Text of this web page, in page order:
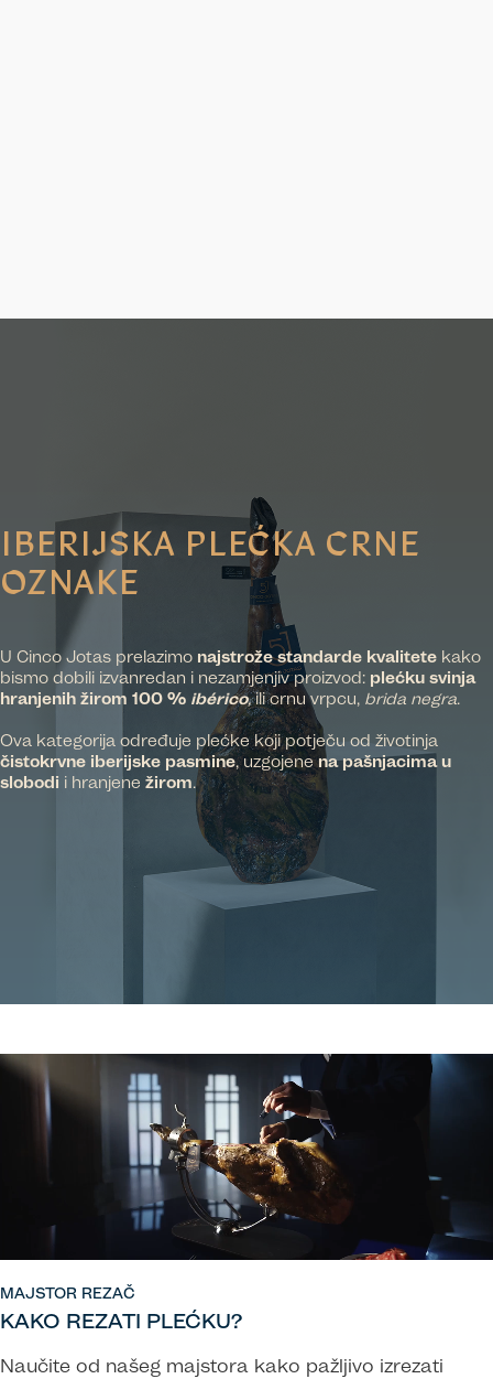
IBERIJSKA PLEĆKA CRNE
OZNAKE
U Cinco Jotas prelazimo najstrože standarde kvalitete kako
bismo dobili izvanredan i nezamjenjiv proizvod: plećku svinja
hranjenih žirom 100 % ibérico,ili crnu vrpcu, brida negra.
Ova kategorija određuje plećke koji potječu od životinja
čistokrvne iberijske pasmine, uzgojenena pašnjacima u
slobodi i hranjene žirom.
MAJSTOR REZAČ
KAKO REZATI PLEĆKU?
Naučite od našeg majstora kako pažljivo izrezati